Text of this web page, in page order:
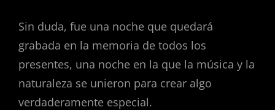
Sin duda, fue una noche que quedará
grabada en la memoria de todos los
presentes, una noche en la que la música y la
naturaleza se unieron para crear algo
verdaderamente especial.